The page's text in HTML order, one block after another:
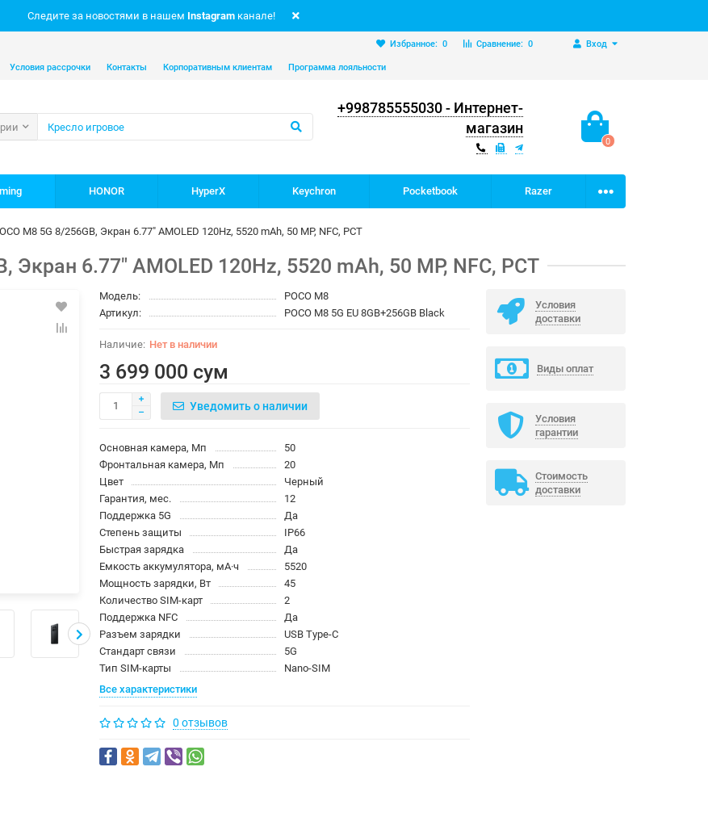
Следите за новостями в нашем Instagram канале!
Вход
Сравнение: 0
Избранное: 0
Условия рассрочки Контакты Корпоративным клиентам Программа лояльности
+998785555030 - Интернет-
магазин
0
HONOR HyperX Keychron Pocketbook Razer
M8 5G 8/256GB, Экран 6.77" AMOLED 120Hz, 5520 mAh, 50 MP, NFC, PCT
Экран 6.77" AMOLED 120Hz, 5520 mAh, 50 MP, NFC, PCT
Модель:
POCO M8
Артикул:
POCO M8 5G EU 8GB+256GB Black
Нет в наличии
3 699 000 сум
Уведомить о наличии
Основная камера, Мп
50
Фронтальная камера, Мп
20
Цвет
Черный
Гарантия, мес.
12
Поддержка 5G
Да
Степень защиты
IP66
Быстрая зарядка
Да
Емкость аккумулятора, мА·ч
5520
Мощность зарядки, Вт
45
Количество SIM-карт
2
Поддержка NFC
Да
Разъем зарядки
USB Type-C
Стандарт связи
5G
Тип SIM-карты
Nano-SIM
Все характеристики
0 отзывов
Условия
доставки
Виды оплат
Условия
гарантии
Стоимость
доставки